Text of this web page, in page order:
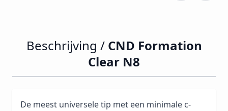
Beschrijving / CND Formation
Clear N8
De meest universele tip met een minimale c-